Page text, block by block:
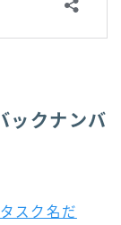
クナンバ
スク名だ